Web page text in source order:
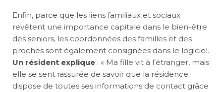
Enfin, parce que les liens familiaux et sociaux
revêtent une importance capitale dans le bien-être
des seniors, les coordonnées des familles et des
proches sont également consignées dans le logiciel.
Un résident explique : « Ma fille vit à l’étranger, mais
elle se sent rassurée de savoir que la résidence
dispose de toutes ses informations de contact grâce